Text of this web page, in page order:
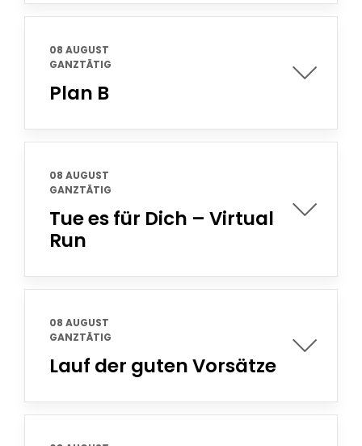
08 AUGUST
GANZTÄTIG
Plan B
08 AUGUST
GANZTÄTIG
Tue es für Dich – Virtual
Run
08 AUGUST
GANZTÄTIG
Lauf der guten Vorsätze